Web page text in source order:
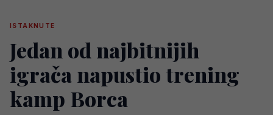
ISTAKNUTE
Jedan od najbitnijih
igrača napustio trening
kamp Borca